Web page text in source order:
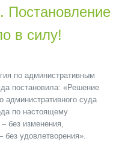
Постановление
в силу!
по административным
постановила: «Решение
административного суда
по настоящему
без изменения,
без удовлетворения».